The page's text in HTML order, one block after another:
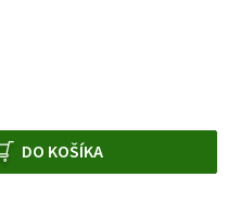
DO KOŠÍKA